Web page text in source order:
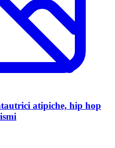
atipiche, hip hop